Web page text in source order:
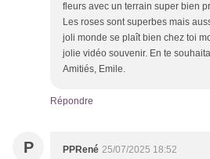
fleurs avec un terrain super bien
Les roses sont superbes mais
joli monde se plaît bien chez toi
jolie vidéo souvenir. En te
Amitiés, Emile.
Répondre
P PPRené 25/07/2025 18:52